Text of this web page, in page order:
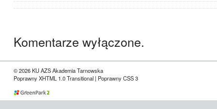
Komentarze wyłączone.
© 2026 KU AZS Akademia Tarnowska
Poprawny XHTML 1.0 Transitional | Poprawny CSS 3